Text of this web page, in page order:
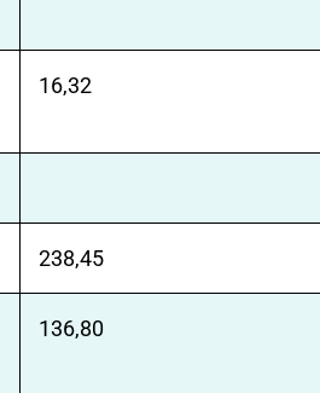
16,32
238,45
136,80